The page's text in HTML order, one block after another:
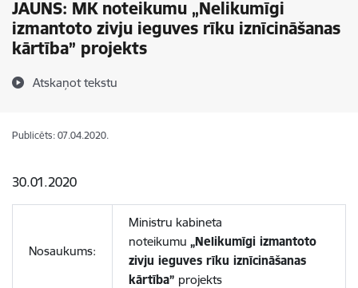
JAUNS: MK noteikumu „Nelikumīgi
izmantoto zivju ieguves rīku iznīcināšanas
kārtība” projekts
Atskaņot tekstu
Publicēts: 07.04.2020.
30.01.2020
Nosaukums:
Ministru kabineta
noteikumu „Nelikumīgi izmantoto
zivju ieguves rīku iznīcināšanas
kārtība” projekts